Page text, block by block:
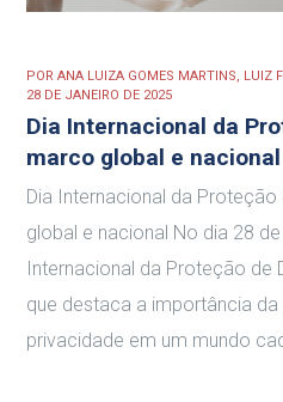
PORANA LUIZA GOMES MARTINS, LUIZ
28 DE JANEIRO DE 2025
Dia Internacional da
marco global e nacional
Dia Internacional da
global e nacional No dia 28
Internacional da Proteção de
que destaca a importância
privacidade em um mundo